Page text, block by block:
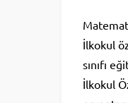
İlkokul
sınıfı
İlkokul